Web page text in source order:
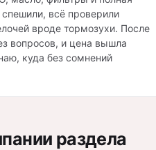
всё проверили
вроде тормозухи. После
вопросов, и цена вышла
куда без сомнений
раздела